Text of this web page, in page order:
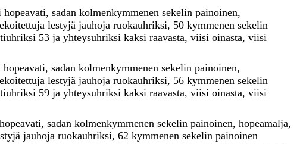
hopeavati, sadan kolmenkymmenen sekelin painoinen,
lestyjä jauhoja ruokauhriksi, 50 kymmenen sekelin
53 ja yhteysuhriksi kaksi raavasta, viisi oinasta, viisi
hopeavati, sadan kolmenkymmenen sekelin painoinen,
lestyjä jauhoja ruokauhriksi, 56 kymmenen sekelin
59 ja yhteysuhriksi kaksi raavasta, viisi oinasta, viisi
hopeavati, sadan kolmenkymmenen sekelin painoinen, hopeamalja,
jauhoja ruokauhriksi, 62 kymmenen sekelin painoinen